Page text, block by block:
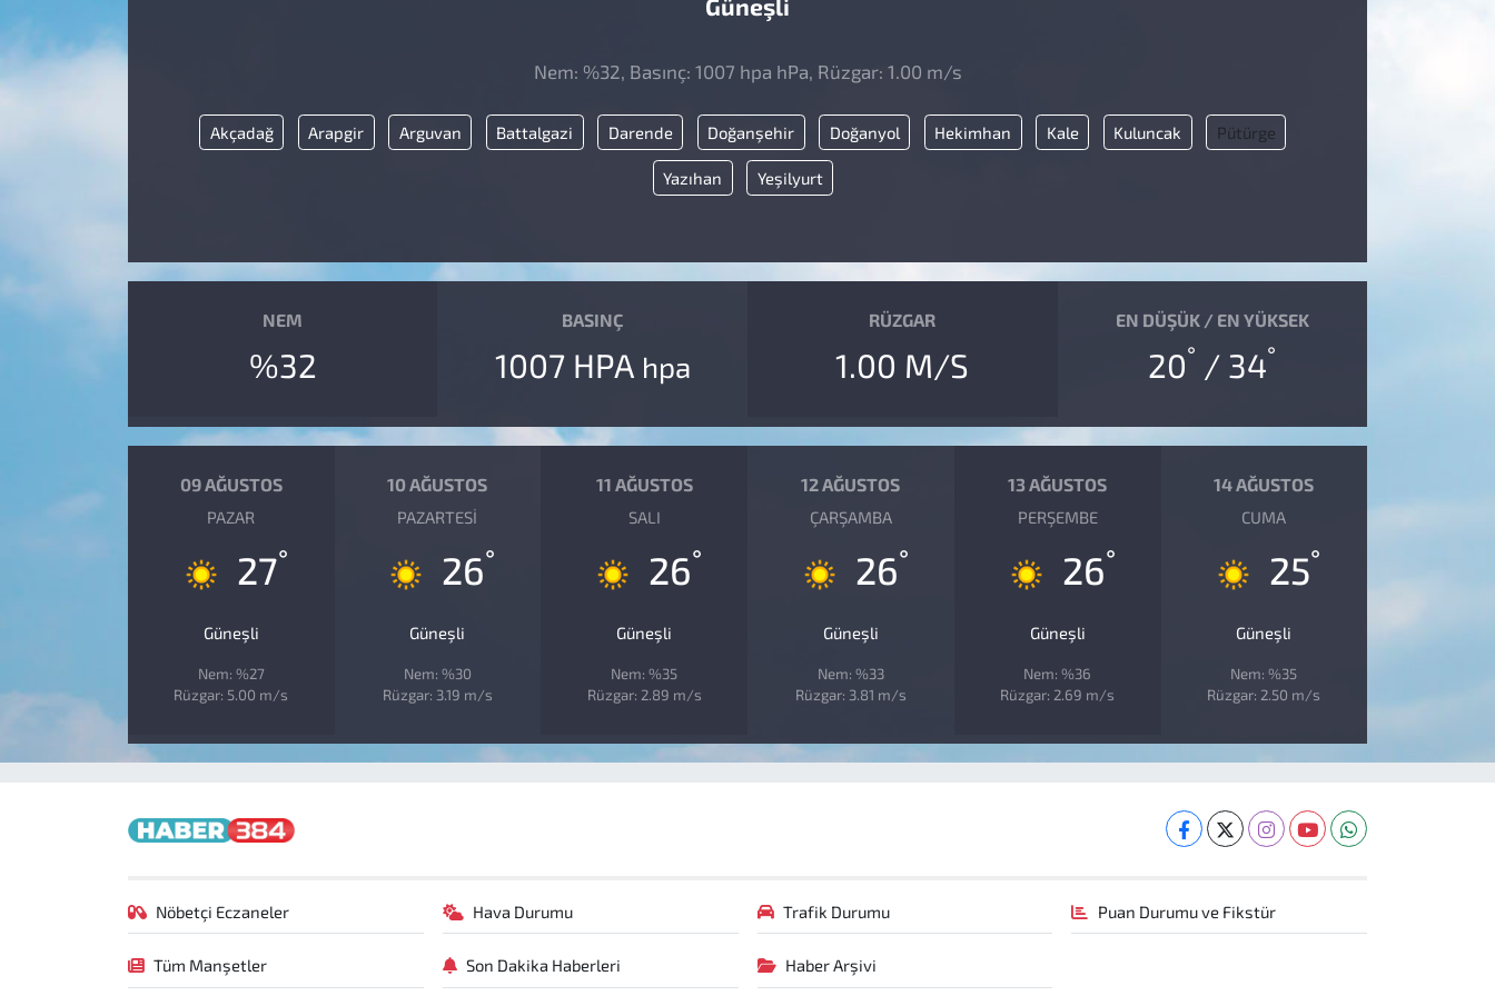
Güneşli
Nem: %32, Basınç: 1007 hpa hPa, Rüzgar: 1.00 m/s
Akçadağ Arapgir Arguvan Battalgazi Darende Doğanşehir Doğanyol Hekimhan Kale Kuluncak Pütürge
Yazıhan Yeşilyurt
NEM
%32
BASINÇ
1007 HPA hpa
RÜZGAR
1.00 M/S
EN DÜŞÜK / EN YÜKSEK
20° / 34°
09 AĞUSTOS
PAZAR
27°
Güneşli
Nem: %27
Rüzgar: 5.00 m/s
10 AĞUSTOS
PAZARTESI
26°
Güneşli
Nem: %30
Rüzgar: 3.19 m/s
11 AĞUSTOS
SALI
26°
Güneşli
Nem: %35
Rüzgar: 2.89 m/s
12 AĞUSTOS
ÇARŞAMBA
26°
Güneşli
Nem: %33
Rüzgar: 3.81 m/s
13 AĞUSTOS
PERŞEMBE
26°
Güneşli
Nem: %36
Rüzgar: 2.69 m/s
14 AĞUSTOS
CUMA
25°
Güneşli
Nem: %35
Rüzgar: 2.50 m/s
Nöbetçi Eczaneler Hava Durumu Trafik Durumu Puan Durumu ve Fikstür
Tüm Manşetler Son Dakika Haberleri Haber Arşivi